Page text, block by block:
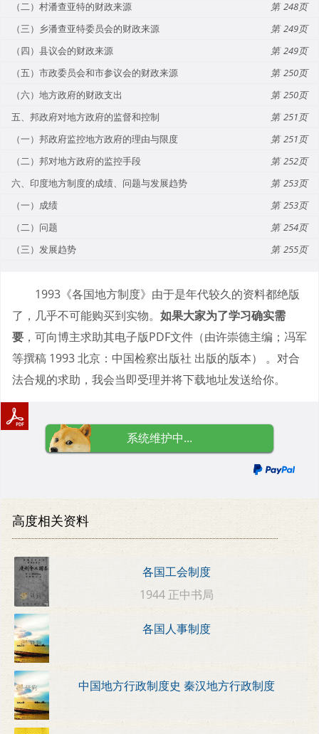
（二）村潘查亚特的财政来源
248
（三）乡潘查亚特委员会的财政来源
249
（四）县议会的财政来源
249
（五）市政委员会和市参议会的财政来源
250
（六）地方政府的财政支出
250
五、邦政府对地方政府的监督和控制
251
（一）邦政府监控地方政府的理由与限度
251
（二）邦对地方政府的监控手段
252
六、印度地方制度的成绩、问题与发展趋势
253
（一）成绩
253
（二）问题
254
（三）发展趋势
255
1993《各国地方制度》由于是年代较久的资料都绝版
了，几乎不可能购买到实物。 如果大家为了学习确实需
要 ，可向博主求助其电子版PDF文件（由许崇德主编；冯军
等撰稿 1993 北京：中国检察出版社 出版的版本） 。对合
法合规的求助，我会当即受理并将下载地址发送给你。
系统维护中...
高度相关资料
各国工会制度
1944 正中书局
各国人事制度
中国地方行政制度史 秦汉地方行政制度